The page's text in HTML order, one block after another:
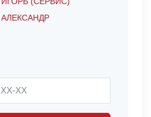
АЛЕКСАНДР